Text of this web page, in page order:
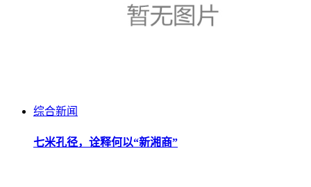
综合新闻
七米孔径，诠释何以“新湘商”